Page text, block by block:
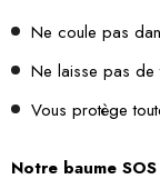
Ne coule pas
Ne laisse pas de
Vous protège
Notre baume